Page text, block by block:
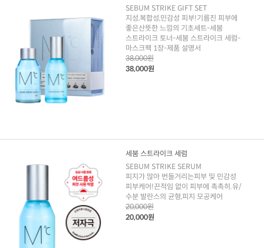
SEBUM STRIKE GIFT SET
지성,복합성,민감성 피부!기름진 피부에
좋은산뜻한 느낌의 기초세트-세붐
스트라이크 토너-세붐 스트라이크 세럼-
마스크팩 1장-제품 설명서
38,000원
38,000원
세붐 스트라이크 세럼
SEBUM STRIKE SERUM
피지가 많아 번들거리는피부 및 민감성
피부케어!끈적임 없이 피부에 촉촉히.유/
수분 발란스의 균형,피지 모공케어
20,000원
20,000원